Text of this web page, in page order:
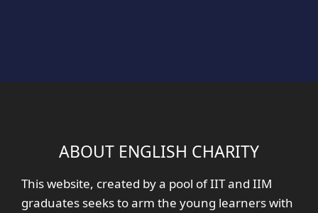
ABOUT ENGLISH CHARITY
This website, created by a pool of IIT and IIM
graduates seeks to arm the young learners with